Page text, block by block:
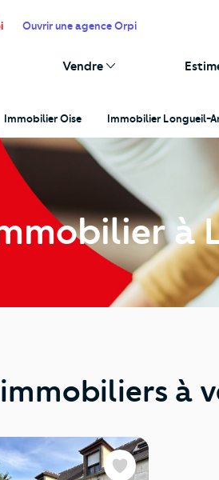
Ouvrir une agence Orpi
Vendre
Immobilier Oise Immobilier Longueil-
à
immobiliers à
Favoris